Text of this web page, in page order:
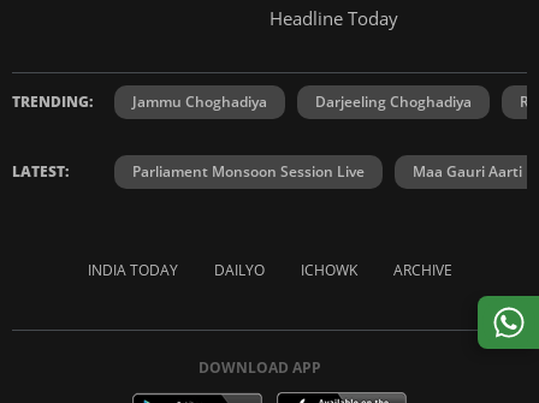
Headline Today
TRENDING: Jammu Choghadiya Darjeeling Choghadiya
LATEST: Parliament Monsoon Session Live Maa Gauri Aarti
INDIA TODAY DAILYO ICHOWK ARCHIVE
DOWNLOAD APP